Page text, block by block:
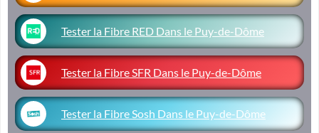
Tester la Fibre RED Dans le Puy-de-Dôme
Tester la Fibre SFR Dans le Puy-de-Dôme
Tester la Fibre Sosh Dans le Puy-de-Dôme